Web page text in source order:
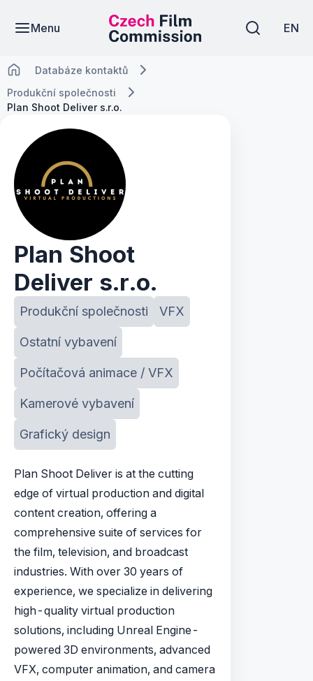
Menu EN
Databáze kontaktů
Produkční společnosti
Plan Shoot Deliver s.r.o.
Plan Shoot
Deliver s.r.o.
Produkční společnosti VFX
Ostatní vybavení
Počítačová animace / VFX
Kamerové vybavení
Grafický design
Plan Shoot Deliver is at the cutting
edge of virtual production and digital
content creation, offering a
comprehensive suite of services for
the film, television, and broadcast
industries. With over 30 years of
experience, we specialize in delivering
high-quality virtual production
solutions, including Unreal Engine-
powered 3D environments, advanced
VFX, computer animation, and camera